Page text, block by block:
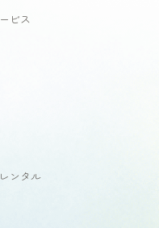
ビス
ンタル